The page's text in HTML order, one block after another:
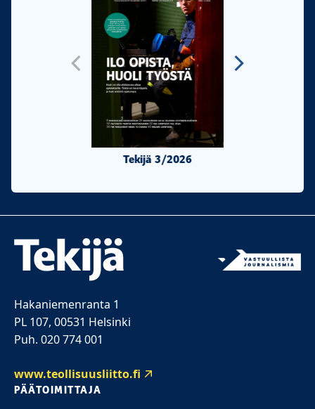
Tekijä 3/2026
Hakaniemenranta 1
PL 107, 00531 Helsinki
Puh. 020 774 001
www.teollisuusliitto.fi
PÄÄTOIMITTAJA